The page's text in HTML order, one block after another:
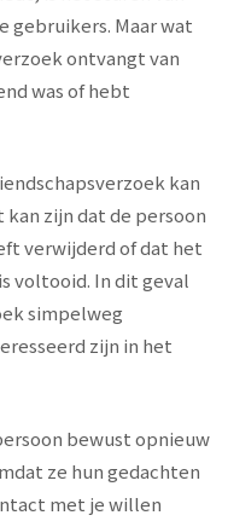
gebruikers. Maar wat
ontvangt van
was of hebt
kan
zijn dat de persoon
verwijderd of dat het
voltooid. In dit geval
simpelweg
zijn in het
bewust opnieuw
ze hun gedachten
met je willen